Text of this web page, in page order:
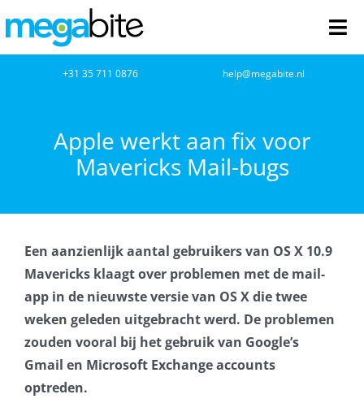
naar
inhoud
Netwerkbeheer
Cloud Computing
VOIP
Microsoft NCE
AVG
+31 35 711 0876 help@megabite.nl
Apple werkt aan fix voor
Mavericks Mail-bugs
Een aanzienlijk aantal gebruikers van OS X 10.9
Mavericks klaagt over problemen met de mail-
app in de nieuwste versie van OS X die twee
weken geleden uitgebracht werd. De problemen
zouden vooral bij het gebruik van Google’s
Gmail en Microsoft Exchange accounts
optreden.